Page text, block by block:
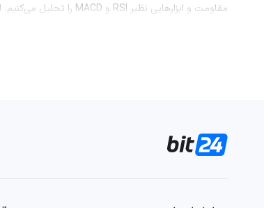
مقاومت و ابزارهایی نظیر RSI و MACD را تحلیل می‌کنیم. این شیوه با بهره‌گیری از داده‌های گذشته، امکان پیش‌بینی حرکت آتی قیمت ارز لونا را فراهم می‌آورد.
برای دستیابی به اطلاعاتی دقیق‌تر، تحلیل داده‌های